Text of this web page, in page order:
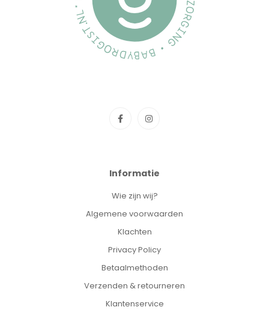
Informatie
Wie zijn wij?
Algemene voorwaarden
Klachten
Privacy Policy
Betaalmethoden
Verzenden & retourneren
Klantenservice